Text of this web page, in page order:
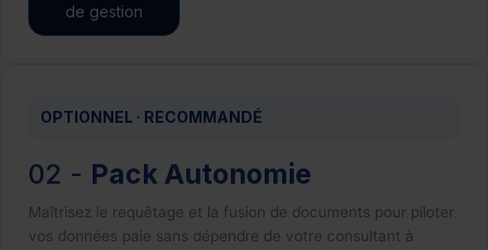
de gestion
OPTIONNEL · RECOMMANDÉ
02 - Pack Autonomie
Maîtrisez le requêtage et la fusion de documents pour piloter
vos données paie sans dépendre de votre consultant à